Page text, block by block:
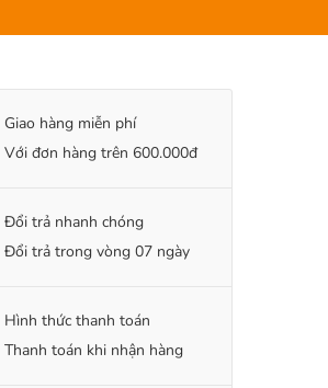
Giao hàng miễn phí
Với đơn hàng trên 600.000đ
Đổi trả nhanh chóng
Đổi trả trong vòng 07 ngày
Hình thức thanh toán
Thanh toán khi nhận hàng